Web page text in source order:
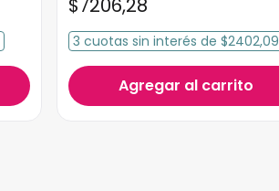
$7206,28
3 cuotas sin interés de $2402,09
Agregar al carrito